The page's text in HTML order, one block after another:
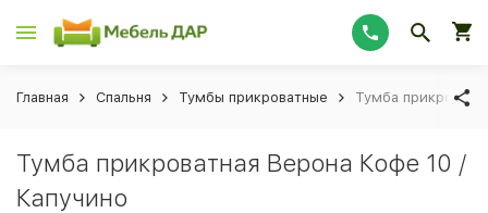
Главная Спальня Тумбы прикроватные Тумба
Тумба прикроватная Верона Кофе 10 /
Капучино